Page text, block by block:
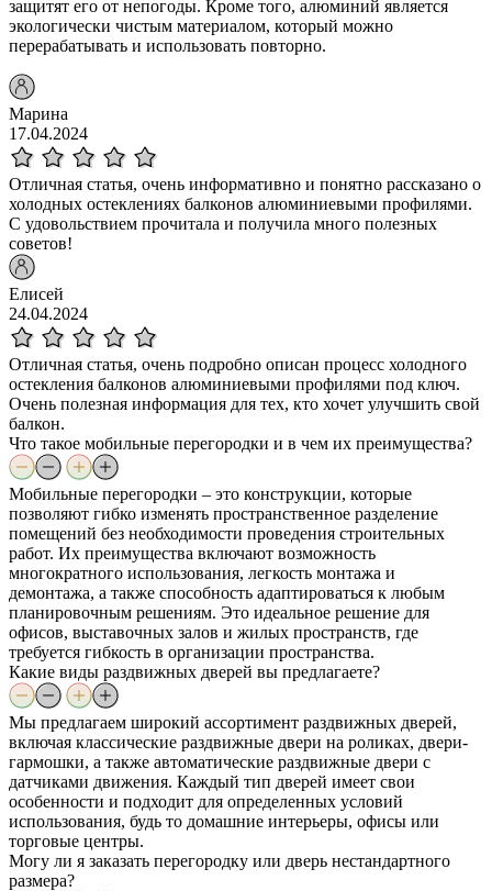
защитят его от непогоды. Кроме того, алюминий является
экологически чистым материалом, который можно
перерабатывать и использовать повторно.
Марина
17.04.2024
Отличная статья, очень информативно и понятно рассказано о
холодных остеклениях балконов алюминиевыми профилями.
С удовольствием прочитала и получила много полезных
советов!
Елисей
24.04.2024
Отличная статья, очень подробно описан процесс холодного
остекления балконов алюминиевыми профилями под ключ.
Очень полезная информация для тех, кто хочет улучшить свой
балкон.
Что такое мобильные перегородки и в чем их преимущества?
Мобильные перегородки – это конструкции, которые
позволяют гибко изменять пространственное разделение
помещений без необходимости проведения строительных
работ. Их преимущества включают возможность
многократного использования, легкость монтажа и
демонтажа, а также способность адаптироваться к любым
планировочным решениям. Это идеальное решение для
офисов, выставочных залов и жилых пространств, где
требуется гибкость в организации пространства.
Какие виды раздвижных дверей вы предлагаете?
Мы предлагаем широкий ассортимент раздвижных дверей,
включая классические раздвижные двери на роликах, двери-
гармошки, а также автоматические раздвижные двери с
датчиками движения. Каждый тип дверей имеет свои
особенности и подходит для определенных условий
использования, будь то домашние интерьеры, офисы или
торговые центры.
Могу ли я заказать перегородку или дверь нестандартного
размера?